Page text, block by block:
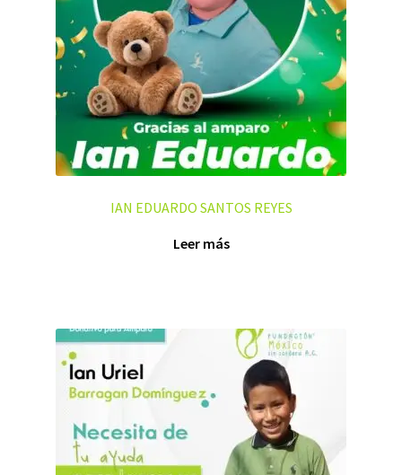
IAN EDUARDO SANTOS REYES
Leer más